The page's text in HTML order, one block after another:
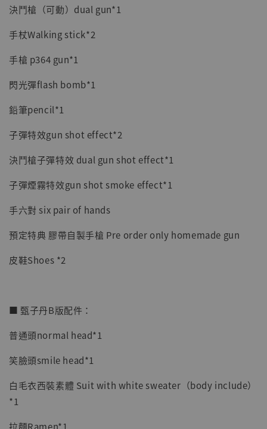
決鬥槍（可動）dual gun*1
手杖Walking stick*2
手槍 p364 gun*1
閃光彈flash bomb*1
鉛筆pencil*1
子彈特效gun shot effect*2
決鬥槍子彈特效 dual gun shot effect*1
子彈煙霧特效gun shot smoke effect*1
手六對 six pair of hands
預定特典 膠帶自製手槍 Pre order only homemade gun
皮鞋Shoes *2
■ 甄子丹B版配件：
普通頭normal head*1
笑臉頭smile head*1
白毛衣西裝素體 Suit with white sweater（body include）
*1
拉麵Ramen*1